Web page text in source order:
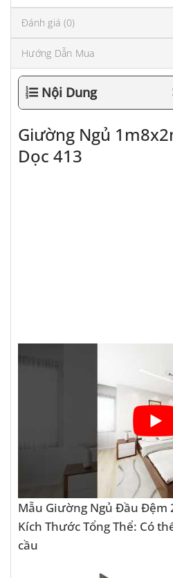
Đánh giá (0)
Hướng Dẫn Mua
Nội Dung
Giường Ngủ
Dọc 413
Mẫu Giường Ngủ Đầu Đệm
Kích Thước Tổng Thể: Có
cầu